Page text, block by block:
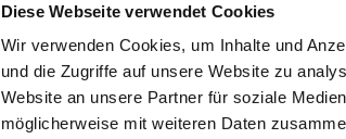
Diese Webseite verwendet Cookies
Wir verwenden Cookies, um Inhalte und
und die Zugriffe auf unsere Website zu
Website an unsere Partner für soziale
möglicherweise mit weiteren Daten